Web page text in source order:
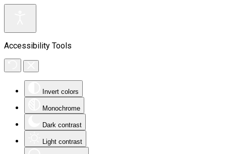
Accessibility Tools
Invert colors
Monochrome
Dark contrast
Light contrast